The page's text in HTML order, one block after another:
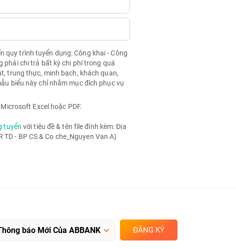
quy trình tuyển dụng: Công khai - Công
phải chi trả bất kỳ chi phí trong quá
trung thực, minh bạch, khách quan,
biểu này chỉ nhằm mục đích phục vụ
Excel hoặc PDF.
tuyển với tiêu đề & tên file đính kèm: Địa
- BP CS & Co che_Nguyen Van A)
ĐĂNG KÝ